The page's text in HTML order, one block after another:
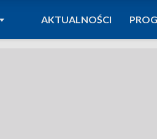
DO
AKTUALNOŚCI